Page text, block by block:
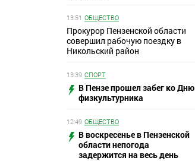
13:51 ОБЩЕСТВО
Прокурор Пензенской области
совершил рабочую поездку в
Никольский район
13:39 СПОРТ
В Пензе прошел забег ко Дню
физкультурника
12:49 ОБЩЕСТВО
В воскресенье в Пензенской
области непогода
задержится на весь день